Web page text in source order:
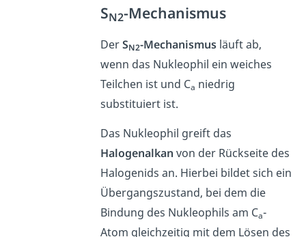
SN2-Mechanismus
DerSN2-Mechanismus läuft ab,
wenn das Nukleophil ein weiches
Teilchen ist und Ca niedrig
substituiert ist.
Das Nukleophil greift das
Halogenalkan von der Rückseite des
Halogenids an. Hierbei bildet sich ein
Übergangszustand, bei dem die
Bindung des Nukleophils am Ca-
Atom gleichzeitig mit dem Lösen des